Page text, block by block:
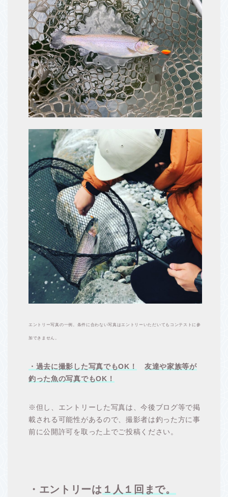
エントリー写真の一例。条件に合わない写真はエントリーいただいてもコンテストに参
加できません。
・過去に撮影した写真でもOK！
友達や家族等が
釣った魚の写真でもOK！
※但し、エントリーした写真は、今後ブログ等で掲
載される可能性があるので、撮影者は釣った方に事
前に公開許可を取った上でご投稿ください。
・エントリーは １人１回まで。